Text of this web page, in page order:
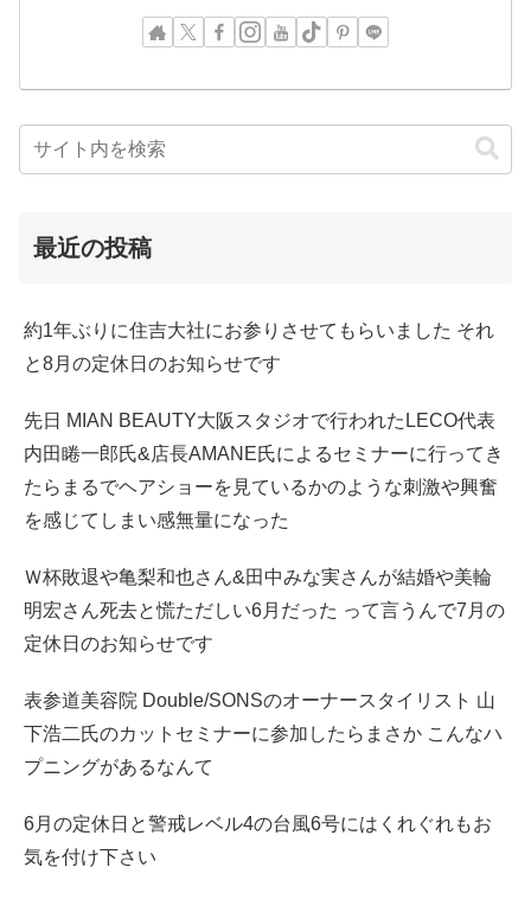
最近の投稿
約1年ぶりに住吉大社にお参りさせてもらいました それ
と8月の定休日のお知らせです
先日 MIAN BEAUTY大阪スタジオで行われたLECO代表
内田睠一郎氏&店長AMANE氏によるセミナーに行ってき
たらまるでヘアショーを見ているかのような刺激や興奮
を感じてしまい感無量になった
Ｗ杯敗退や亀梨和也さん&田中みな実さんが結婚や美輪
明宏さん死去と慌ただしい6月だった って言うんで7月の
定休日のお知らせです
表参道美容院 Double/SONSのオーナースタイリスト 山
下浩二氏のカットセミナーに参加したらまさか こんなハ
プニングがあるなんて
6月の定休日と警戒レベル4の台風6号にはくれぐれもお
気を付け下さい